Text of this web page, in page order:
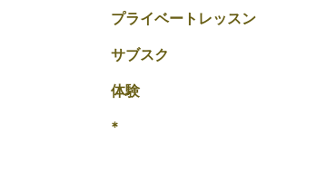
プライベートレッスン
サブスク
体験
*